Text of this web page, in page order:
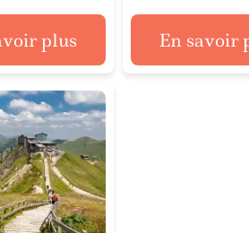
plus En savoir